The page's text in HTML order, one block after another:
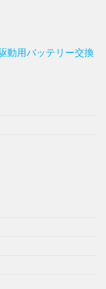
動用バッテリー交換